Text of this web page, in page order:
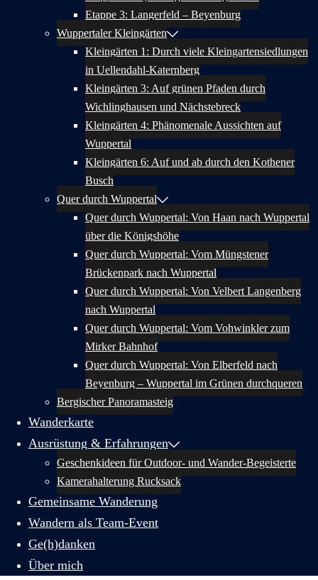
Etappe 3: Langerfeld – Beyenburg
Wuppertaler Kleingärten
Kleingärten 1: Durch viele Kleingartensiedlungen
in Uellendahl-Katernberg
Kleingärten 3: Auf grünen Pfaden durch
Wichlinghausen und Nächstebreck
Kleingärten 4: Phänomenale Aussichten auf
Wuppertal
Kleingärten 6: Auf und ab durch den Kothener
Busch
Quer durch Wuppertal
Quer durch Wuppertal: Von Haan nach Wuppertal
über die Königshöhe
Quer durch Wuppertal: Vom Müngstener
Brückenpark nach Wuppertal
Quer durch Wuppertal: Von Velbert Langenberg
nach Wuppertal
Quer durch Wuppertal: Vom Vohwinkler zum
Mirker Bahnhof
Quer durch Wuppertal: Von Elberfeld nach
Beyenburg – Wuppertal im Grünen durchqueren
Bergischer Panoramasteig
Wanderkarte
Ausrüstung & Erfahrungen
Geschenkideen für Outdoor- und Wander-Begeisterte
Kamerahalterung Rucksack
Gemeinsame Wanderung
Wandern als Team-Event
Ge(h)danken
Über mich